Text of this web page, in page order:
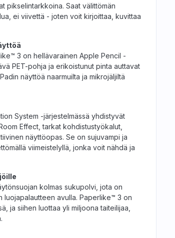
pikselintarkkoina. Saat välittömän
ei viivettä - joten voit kirjoittaa, kuvittaa
3 on hellävarainen Apple Pencil -
PET-pohja ja erikoistunut pinta auttavat
näyttöä naarmuilta ja mikrojäljiltä
System -järjestelmässä yhdistyvät
Effect, tarkat kohdistustyökalut,
näyttöopas. Se on sujuvampi ja
viimeistelyllä, jonka voit nähdä ja
kolmas sukupolvi, jota on
avulla. Paperlike™ 3 on
ja siihen luottaa yli miljoona taiteilijaa,